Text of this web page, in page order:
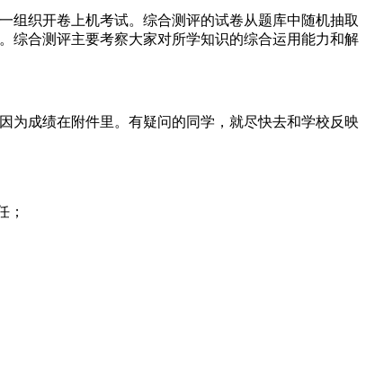
织开卷上机考试。综合测评的试卷从题库中随机抽取
综合测评主要考察大家对所学知识的综合运用能力和解
成绩在附件里。有疑问的同学，就尽快去和学校反映
；